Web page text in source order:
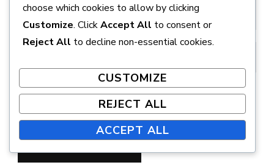
Save my name, email, and website in this browser
for the next time I comment.
choose which cookies to allow by clicking
Customize. ClickAccept All to consent or
Reject All to decline non-essential cookies.
CUSTOMIZE
REJECT ALL
ACCEPT ALL